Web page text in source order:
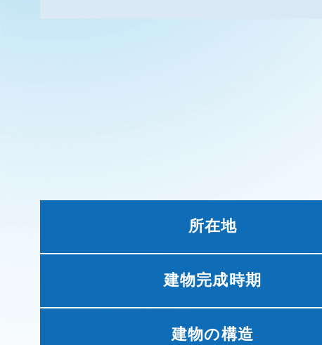
所在地
建物完成時期
建物の構造